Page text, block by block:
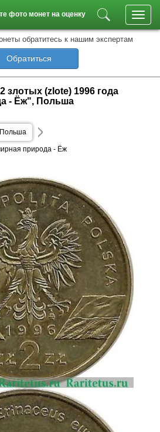
фото монет на оценку
обратитесь к нашим экспертам
Обратиться
злотых (zlote) 1996 года
- Ёж", Польша
Польша
природа - Ёж